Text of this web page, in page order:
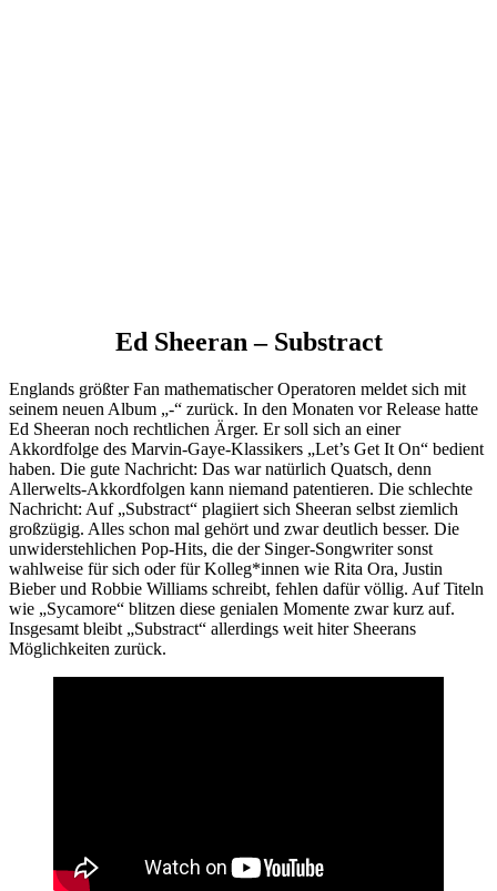
Ed Sheeran – Substract
Englands größter Fan mathematischer Operatoren meldet sich mit
seinem neuen Album „-“ zurück. In den Monaten vor Release hatte
Ed Sheeran noch rechtlichen Ärger. Er soll sich an einer
Akkordfolge des Marvin-Gaye-Klassikers „Let’s Get It On“ bedient
haben. Die gute Nachricht: Das war natürlich Quatsch, denn
Allerwelts-Akkordfolgen kann niemand patentieren. Die schlechte
Nachricht: Auf „Substract“ plagiiert sich Sheeran selbst ziemlich
großzügig. Alles schon mal gehört und zwar deutlich besser. Die
unwiderstehlichen Pop-Hits, die der Singer-Songwriter sonst
wahlweise für sich oder für Kolleg*innen wie Rita Ora, Justin
Bieber und Robbie Williams schreibt, fehlen dafür völlig. Auf Titeln
wie „Sycamore“ blitzen diese genialen Momente zwar kurz auf.
Insgesamt bleibt „Substract“ allerdings weit hiter Sheerans
Möglichkeiten zurück.